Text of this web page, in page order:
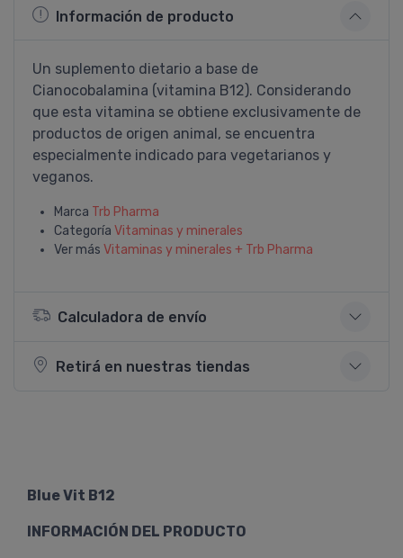
Información de producto
Un suplemento dietario a base de
Cianocobalamina (vitamina B12). Considerando
que esta vitamina se obtiene exclusivamente de
productos de origen animal, se encuentra
especialmente indicado para vegetarianos y
veganos.
Marca Trb Pharma
Categoría Vitaminas y minerales
Ver más Vitaminas y minerales + Trb Pharma
Calculadora de envío
Retirá en nuestras tiendas
Blue Vit B12
INFORMACIÓN DEL PRODUCTO